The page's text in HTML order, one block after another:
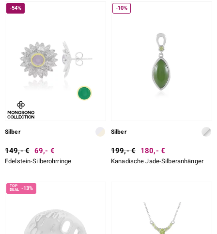
-54%
Silber
149,- € 69,- €
Edelstein-Silberohrringe
-10%
Silber
199,- € 180,- €
Kanadische Jade-Silberanhänger
-13%